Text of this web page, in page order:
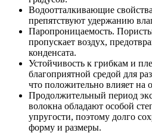
Водоотталкивающие
препятствуют удержанию
Паропроницаемость.
пропускает воздух,
конденсата.
Устойчивость к грибкам и
благоприятной средой для
что положительно влияет
Продолжительный период
волокна обладают особой
упругости, поэтому долго
форму и размеры.